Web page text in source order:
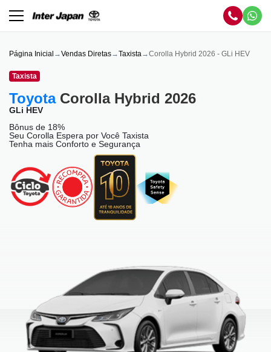
Página Inicial Vendas Diretas Taxista Corolla Hybrid 2026 - GLi HEV
Taxista
Toyota Corolla Hybrid 2026
GLi HEV
Bônus de 18%
Seu Corolla Espera por Você Taxista
Tenha mais Conforto e Segurança